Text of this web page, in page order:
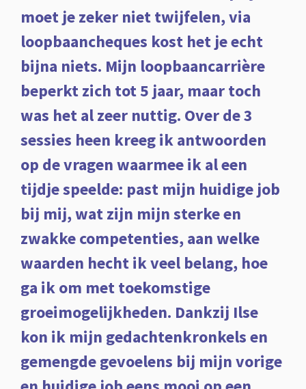
moet je zeker niet twijfelen, via
loopbaancheques kost het je echt
bijna niets. Mijn loopbaancarrière
beperkt zich tot 5 jaar, maar toch
was het al zeer nuttig. Over de 3
sessies heen kreeg ik antwoorden
op de vragen waarmee ik al een
tijdje speelde: past mijn huidige job
bij mij, wat zijn mijn sterke en
zwakke competenties, aan welke
waarden hecht ik veel belang, hoe
ga ik om met toekomstige
groeimogelijkheden. Dankzij Ilse
kon ik mijn gedachtenkronkels en
gemengde gevoelens bij mijn vorige